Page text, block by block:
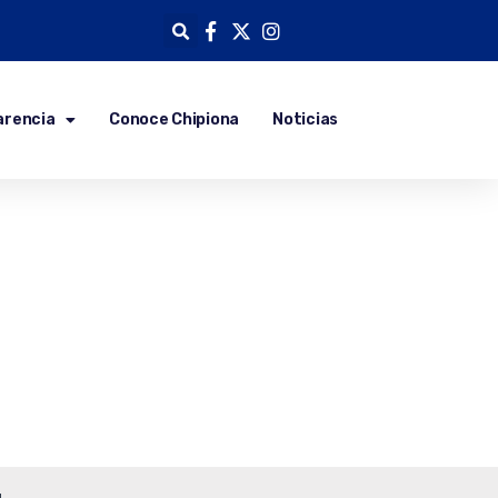
Conoce Chipiona Noticias